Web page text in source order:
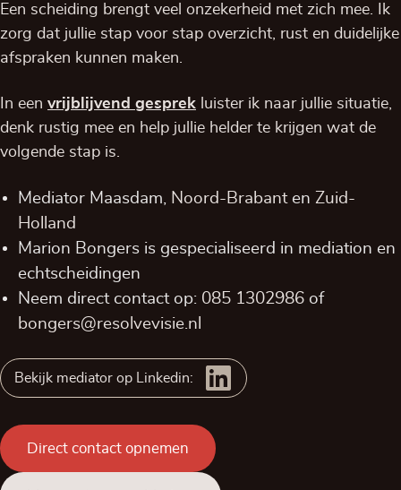
Een scheiding brengt veel onzekerheid met zich mee. Ik
zorg dat jullie stap voor stap overzicht, rust en duidelijke
afspraken kunnen maken.
In een vrijblijvend gesprek luister ik naar jullie situatie,
denk rustig mee en help jullie helder te krijgen wat de
volgende stap is.
Mediator Maasdam, Noord-Brabant en Zuid-
Holland
Marion Bongers is gespecialiseerd in mediation en
echtscheidingen
Neem direct contact op: 085 1302986 of
bongers@resolvevisie.nl
Bekijk mediator op Linkedin:
Direct contact opnemen